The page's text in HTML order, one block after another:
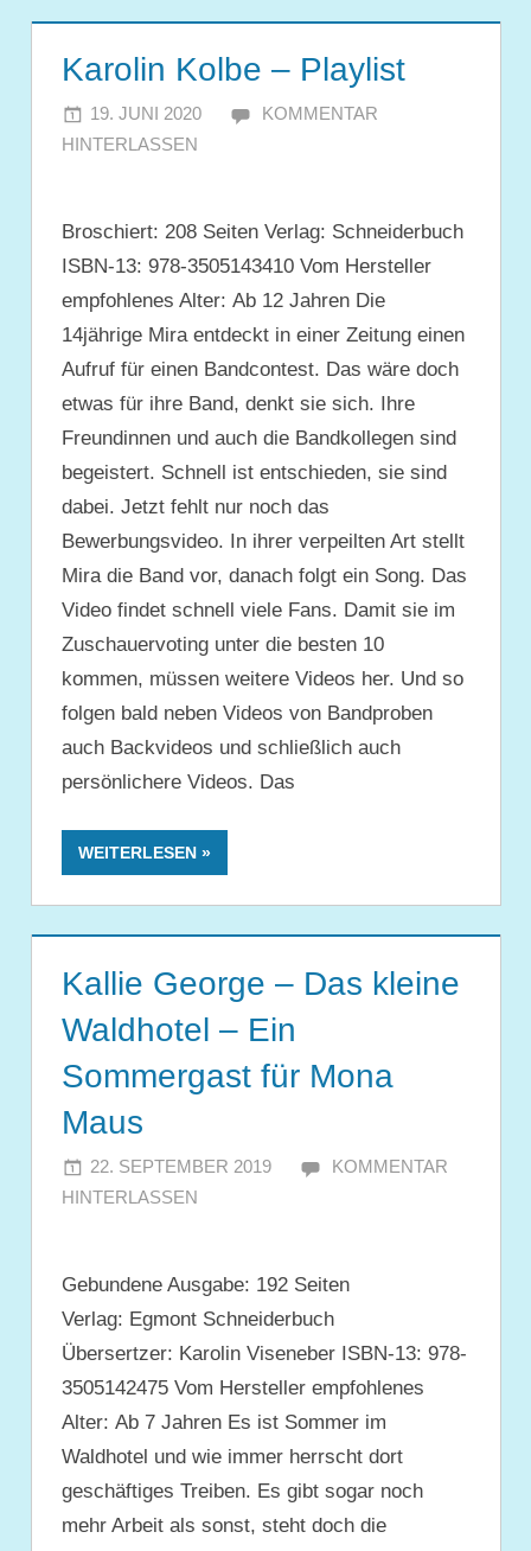
Karolin Kolbe – Playlist
19. JUNI 2020 JULIA
KOMMENTAR
HINTERLASSEN
Broschiert: 208 Seiten Verlag: Schneiderbuch
ISBN-13: 978-3505143410 Vom Hersteller
empfohlenes Alter: Ab 12 Jahren Die
14jährige Mira entdeckt in einer Zeitung einen
Aufruf für einen Bandcontest. Das wäre doch
etwas für ihre Band, denkt sie sich. Ihre
Freundinnen und auch die Bandkollegen sind
begeistert. Schnell ist entschieden, sie sind
dabei. Jetzt fehlt nur noch das
Bewerbungsvideo. In ihrer verpeilten Art stellt
Mira die Band vor, danach folgt ein Song. Das
Video findet schnell viele Fans. Damit sie im
Zuschauervoting unter die besten 10
kommen, müssen weitere Videos her. Und so
folgen bald neben Videos von Bandproben
auch Backvideos und schließlich auch
persönlichere Videos. Das
WEITERLESEN
Kallie George – Das kleine
Waldhotel – Ein
Sommergast für Mona
Maus
22. SEPTEMBER 2019 JULIA
KOMMENTAR
HINTERLASSEN
Gebundene Ausgabe: 192 Seiten
Verlag: Egmont Schneiderbuch
Übersertzer: Karolin Viseneber ISBN-13: 978-
3505142475 Vom Hersteller empfohlenes
Alter: Ab 7 Jahren Es ist Sommer im
Waldhotel und wie immer herrscht dort
geschäftiges Treiben. Es gibt sogar noch
mehr Arbeit als sonst, steht doch die